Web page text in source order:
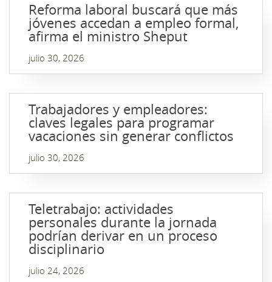
Reforma laboral buscará que más
jóvenes accedan a empleo formal,
afirma el ministro Sheput
julio 30, 2026
Trabajadores y empleadores:
claves legales para programar
vacaciones sin generar conflictos
julio 30, 2026
Teletrabajo: actividades
personales durante la jornada
podrían derivar en un proceso
disciplinario
julio 24, 2026